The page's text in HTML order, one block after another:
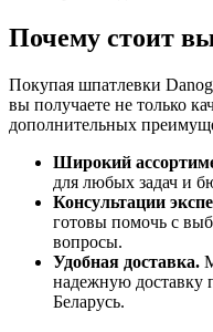
Почему стоит
Покупая шпатлевки
вы получаете не только
дополнительных
Широкий
для любых задач и
Консультации
готовы помочь с
вопросы.
Удобная доставка.
надежную доставку
Беларусь.